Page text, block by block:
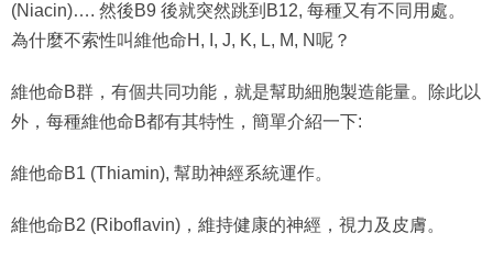
(Niacin)…. 然後B9 後就突然跳到B12, 每種又有不同用處。
為什麼不索性叫維他命H, I, J, K, L, M, N呢？
維他命B群，有個共同功能，就是幫助細胞製造能量。除此以
外，每種維他命B都有其特性，簡單介紹一下:
維他命B1 (Thiamin), 幫助神經系統運作。
維他命B2 (Riboflavin)，維持健康的神經，視力及皮膚。